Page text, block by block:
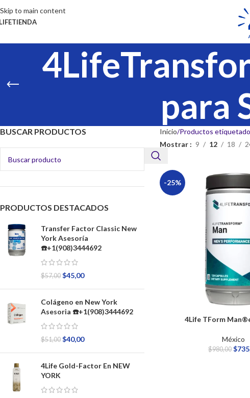
Skip to main content
TIENDA
para
BUSCAR PRODUCTOS
PRODUCTOS DESTACADOS
Transfer Factor Classic New
York Asesoría
☎️+1(908)3444692
$57,00 $45,00
Colágeno en New York
Asesoria ☎️+1(908)3444692
$51,00 $40,00
4Life Gold-Factor En NEW
YORK
Inicio Productos
Mostrar
9 12 18
-25%
4Life TForm
México
$980,00 $